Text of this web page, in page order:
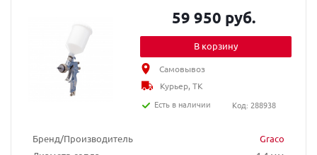
Бренд/Производитель
Graco
59 950 руб.
В корзину
Самовывоз
Курьер, ТК
Есть в наличии
Код: 288938